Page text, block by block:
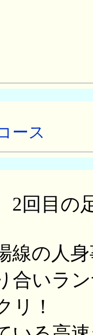
ース
2回目の
線の人
合いラ
リ！